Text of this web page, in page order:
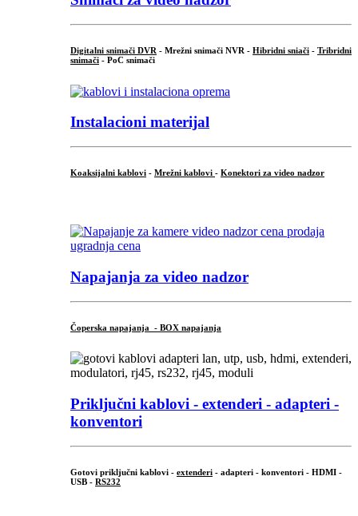
Digitalni snimači DVR - Mrežni snimači NVR - Hibridni sniači - Tribridni
snimači - PoC snimači
Instalacioni materijal
Koaksijalni kablovi - Mrežni kablovi - Konektori za video nadzor
Napajanja za video nadzor
Čoperska napajanja - BOX napajanja
Priključni kablovi - extenderi - adapteri -
konventori
Gotovi priključni kablovi - extenderi - adapteri - konventori - HDMI -
USB - RS232